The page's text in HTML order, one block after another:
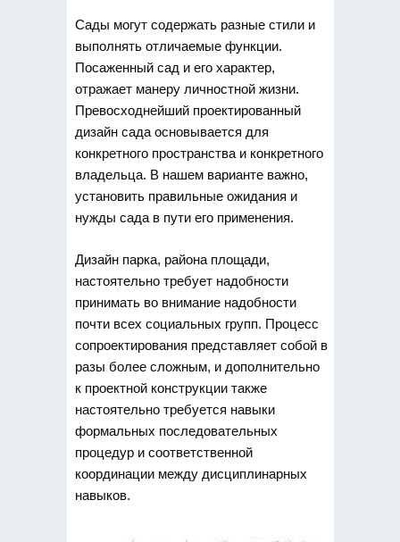
Сады могут содержать разные стили и
выполнять отличаемые функции.
Посаженный сад и его характер,
отражает манеру личностной жизни.
Превосходнейший проектированный
дизайн сада основывается для
конкретного пространства и конкретного
владельца. В нашем варианте важно,
установить правильные ожидания и
нужды сада в пути его применения.
Дизайн парка, района площади,
настоятельно требует надобности
принимать во внимание надобности
почти всех социальных групп. Процесс
сопроектирования представляет собой в
разы более сложным, и дополнительно
к проектной конструкции также
настоятельно требуется навыки
формальных последовательных
процедур и соответственной
координации между дисциплинарных
навыков.